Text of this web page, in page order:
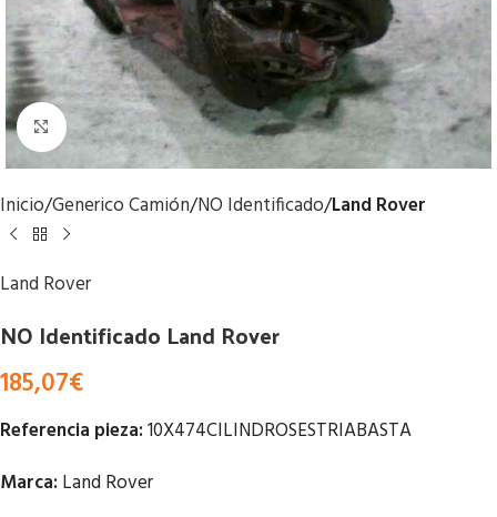
Click to enlarge
Inicio Generico Camión NO Identificado Land Rover
Land Rover
NO Identificado Land Rover
185,07€
Referencia pieza:10X474CILINDROSESTRIABASTA
Marca: Land Rover